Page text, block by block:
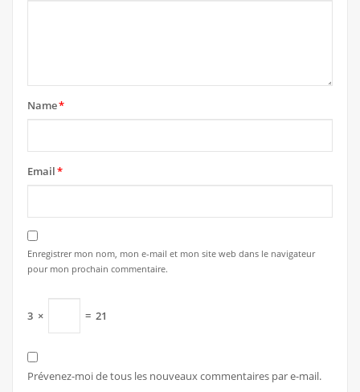
Name*
Email*
Enregistrer mon nom, mon e-mail et mon site web dans le navigateur
pour mon prochain commentaire.
3 × = 21
Prévenez-moi de tous les nouveaux commentaires par e-mail.